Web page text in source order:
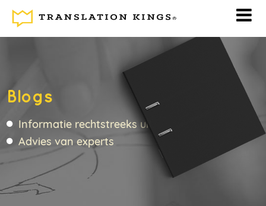
Blogs
Informatie rechtstreeks uit de vertaalbranche
Advies van experts